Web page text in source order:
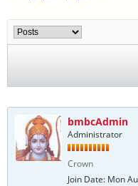
bmbcAdmin
Administrator
Crown
Join Date: Mon